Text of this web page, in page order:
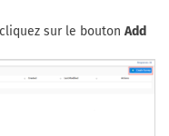
sur le bouton Add